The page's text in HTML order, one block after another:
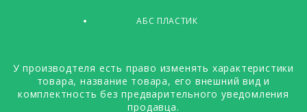
АБС ПЛАСТИК
У производтеля есть право изменять характеристики
товара, название товара, его внешний вид и
комплектность без предварительного уведомления
продавца.